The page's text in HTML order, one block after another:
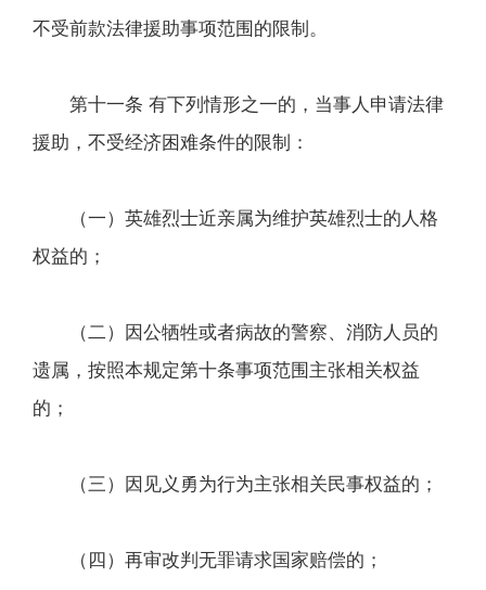
不受前款法律援助事项范围的限制。
第十一条 有下列情形之一的，当事人申请法律
援助，不受经济困难条件的限制：
（一）英雄烈士近亲属为维护英雄烈士的人格
权益的；
（二）因公牺牲或者病故的警察、消防人员的
遗属，按照本规定第十条事项范围主张相关权益
的；
（三）因见义勇为行为主张相关民事权益的；
（四）再审改判无罪请求国家赔偿的；